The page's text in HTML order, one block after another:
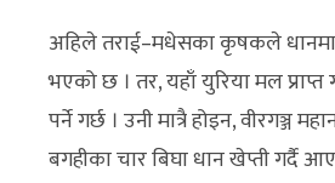
अहिले तराई–मधेसका कृषकले
भएको छ । तर, यहाँ युरिया मल
पर्ने गर्छ । उनी मात्रै होइन, वीरगञ्ज
बगहीका चार बिघा धान खेप्ती गर्दै